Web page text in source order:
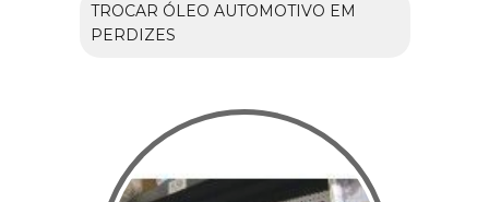
TROCAR ÓLEO AUTOMOTIVO EM
PERDIZES